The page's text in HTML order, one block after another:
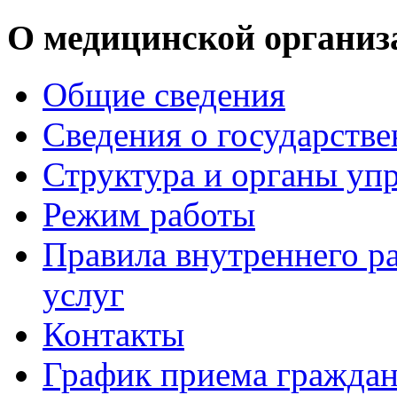
О медицинской
Общие сведения
Сведения о
Структура и органы
Режим работы
Правила внутреннего
услуг
Контакты
График приема